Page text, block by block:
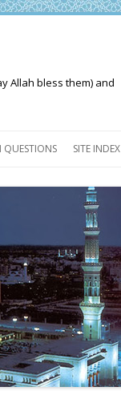
Allah bless them) and
QUESTIONS SITE INDEX